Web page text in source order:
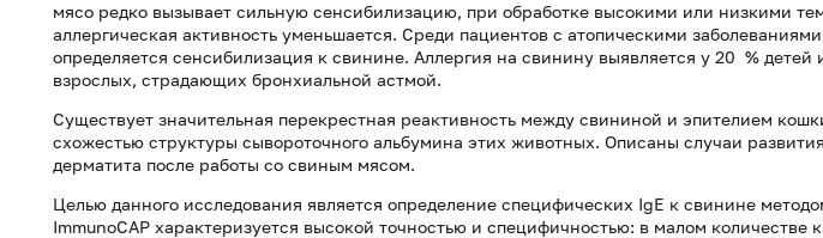
мясо редко вызывает сильную сенсибилизацию, при обработке высокими или низкими
аллергическая активность уменьшается. Среди пациентов с атопическими
определяется сенсибилизация к свинине. Аллергия на свинину выявляется у 20 % детей
взрослых, страдающих бронхиальной астмой.
Существует значительная перекрестная реактивность между свининой и эпителием
схожестью структуры сывороточного альбумина этих животных. Описаны случаи
дерматита после работы со свиным мясом.
Целью данного исследования является определение специфических IgE к свинине
ImmunoCAP характеризуется высокой точностью и специфичностью: в малом количестве